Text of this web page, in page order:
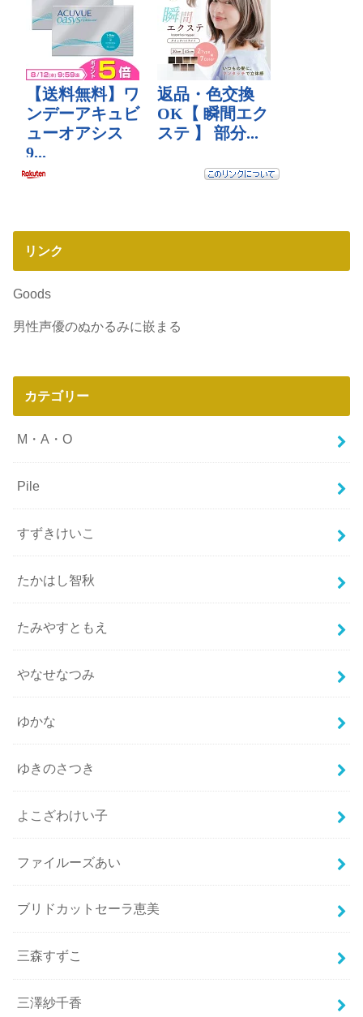
リンク
Goods
男性声優のぬかるみに嵌まる
カテゴリー
M・A・O
Pile
すずきけいこ
たかはし智秋
たみやすともえ
やなせなつみ
ゆかな
ゆきのさつき
よこざわけい子
ファイルーズあい
ブリドカットセーラ恵美
三森すずこ
三澤紗千香